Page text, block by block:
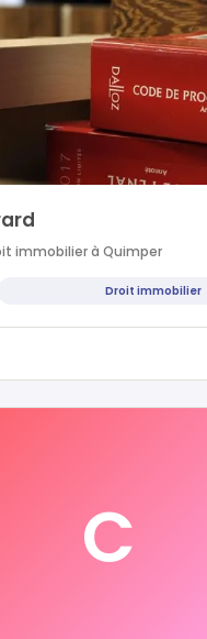
immobilier à Quimper
Droit immobilier
C